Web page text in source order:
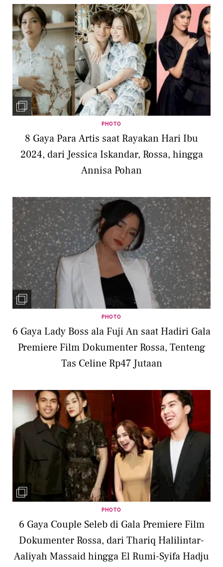
PHOTO
8 Gaya Para Artis saat Rayakan Hari Ibu
2024, dari Jessica Iskandar, Rossa, hingga
Annisa Pohan
PHOTO
6 Gaya Lady Boss ala Fuji An saat Hadiri Gala
Premiere Film Dokumenter Rossa, Tenteng
Tas Celine Rp47 Jutaan
PHOTO
6 Gaya Couple Seleb di Gala Premiere Film
Dokumenter Rossa, dari Thariq Halilintar-
Aaliyah Massaid hingga El Rumi-Syifa Hadju